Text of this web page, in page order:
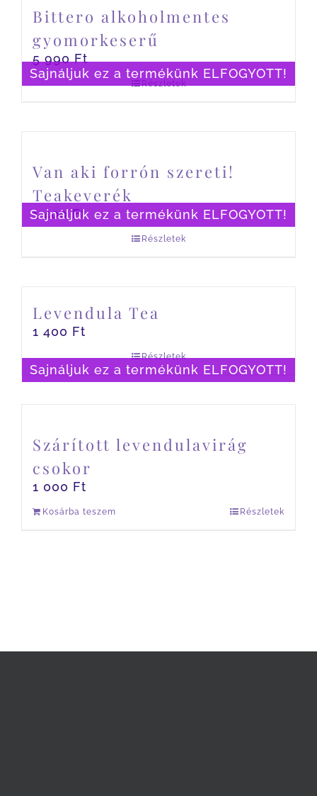
Sajnáljuk ez a termékünk ELFOGYOTT!
Bittero alkoholmentes
gyomorkeserű
5 990Ft
Részletek
Sajnáljuk ez a termékünk ELFOGYOTT!
Van aki forrón szereti!
Teakeverék
1 400Ft
Részletek
Sajnáljuk ez a termékünk ELFOGYOTT!
Levendula Tea
1 400 Ft
Részletek
Szárított levendulavirág
csokor
1 000 Ft
Kosárba teszem Részletek